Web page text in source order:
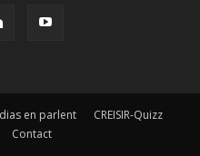
en parlent
CREISIR-Quizz
Contact